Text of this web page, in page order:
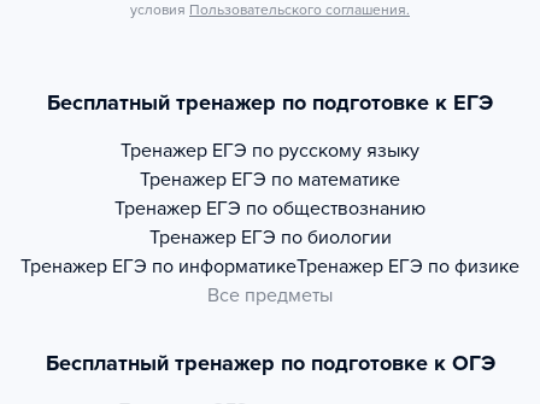
условия Пользовательского соглашения.
Бесплатный тренажер по подготовке к ЕГЭ
Тренажер ЕГЭ по русскому языку
Тренажер ЕГЭ по математике
Тренажер ЕГЭ по обществознанию
Тренажер ЕГЭ по биологии
Тренажер ЕГЭ по информатикеТренажер ЕГЭ по физике
Все предметы
Бесплатный тренажер по подготовке к ОГЭ